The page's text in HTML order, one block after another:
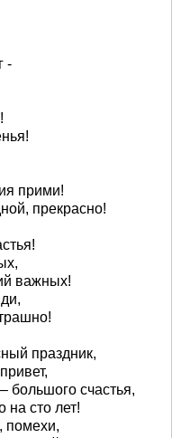
-
прими!
прекрасно!
важных!
праздник,
большого счастья,
на сто лет!
помехи,